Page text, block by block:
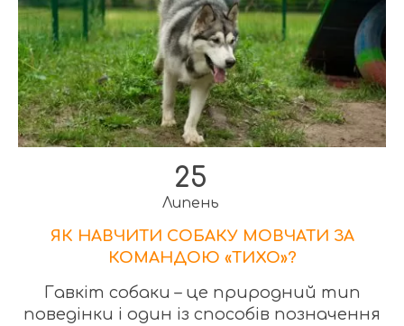
25
Липень
ЯК НАВЧИТИ СОБАКУ МОВЧАТИ ЗА
КОМАНДОЮ «ТИХО»?
Гавкіт собаки – це природний тип
поведінки і один із способів позначення